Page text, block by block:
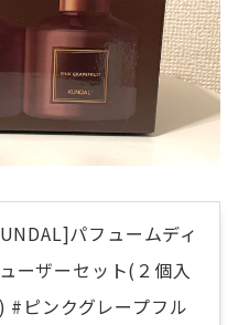
パフュームディ
ーザーセット(２個入
#ピンクグレープフル